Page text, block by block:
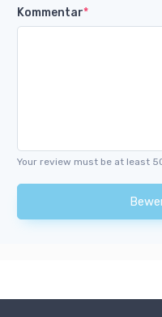
Kommentar*
Your review must be at least